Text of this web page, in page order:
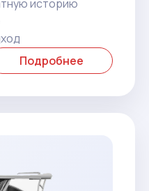
историю
Подробнее